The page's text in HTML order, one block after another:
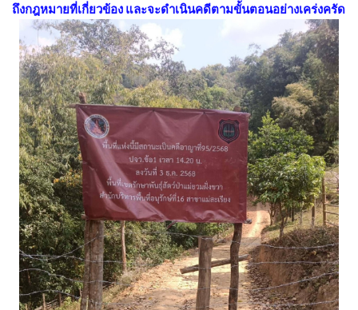
ถึงกฎหมายที่เกี่ยวข้อง และจะดำเนินคดีตามขั้นตอนอย่างเคร่งครัด